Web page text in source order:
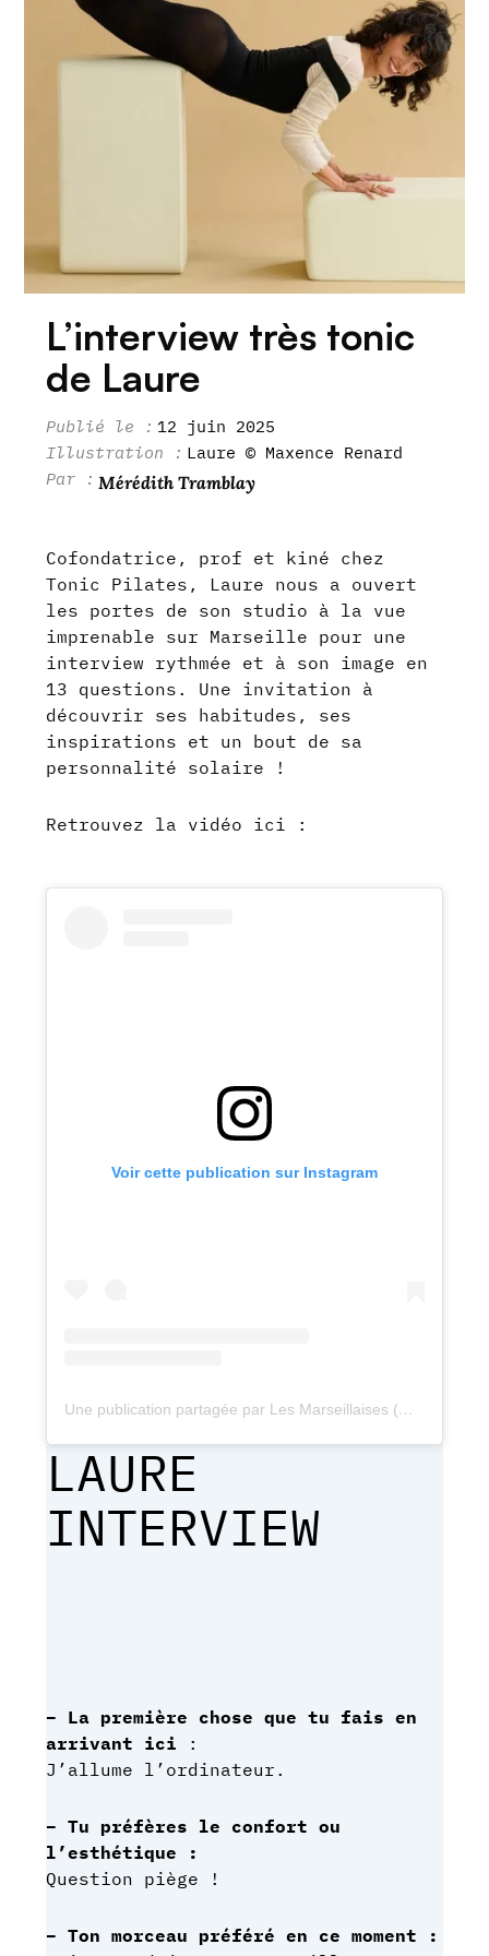
L’interview très tonic
de Laure
12 juin 2025
Laure © Maxence Renard
Mérédith Tramblay
Cofondatrice, prof et kiné chez
Tonic Pilates, Laure nous a ouvert
les portes de son studio à la vue
imprenable sur Marseille pour une
interview rythmée et à son image en
13 questions. Une invitation à
découvrir ses habitudes, ses
inspirations et un bout de sa
personnalité solaire !
Retrouvez la vidéo ici :
Voir cette publication sur Instagram
Une publication partagée par Les Marseillaises (@les_marseillaises)
LAURE
INTERVIEW
– La première chose que tu fais en
arrivant ici
:
J’allume l’ordinateur.
– Tu préfères le confort ou
l’esthétique :
Question piège !
– Ton morceau préféré en ce moment :